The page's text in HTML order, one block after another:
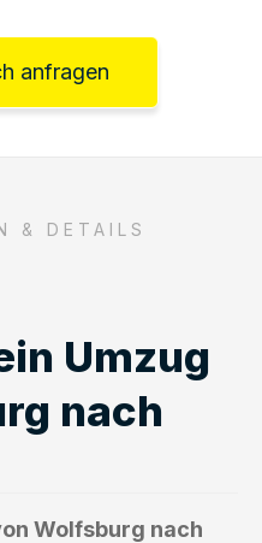
anfragen
& DETAILS
Umzug
nach
Wolfsburg nach